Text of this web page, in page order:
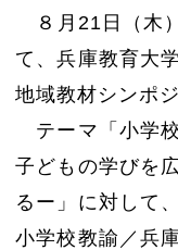
８月21日（木
て、兵庫教育大
地域教材シンポ
テーマ「小学
子どもの学びを
るー」に対して
小学校教諭／兵